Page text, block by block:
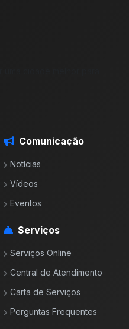
Comunicação
Notícias
Vídeos
Eventos
Serviços
Serviços Online
Central de Atendimento
Carta de Serviços
Perguntas Frequentes